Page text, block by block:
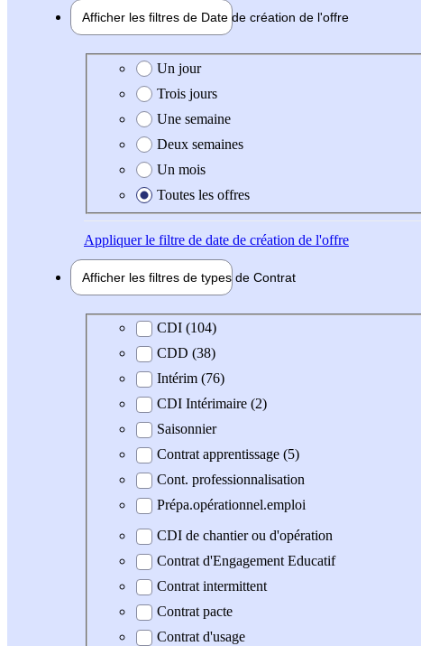
Afficher les filtres de Date de création de l'offre
Date de création de l'offre
Un jour
Trois jours
Une semaine
Deux semaines
Un mois
Toutes les offres
Appliquerle filtre de date de création de l'offre
Afficher les filtres de types de Contrat
Type de contratCDI (104)
CDD (38)
Intérim (76)
CDI Intérimaire (2)
Saisonnier
Contrat apprentissage (5)
Cont. professionnalisation
Prépa.opérationnel.emploi
CDI de chantier ou d'opération
Contrat d'Engagement Educatif
Contrat intermittent
Contrat pacte
Contrat d'usage